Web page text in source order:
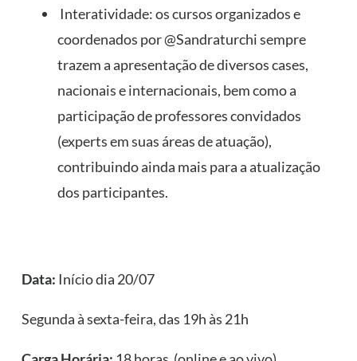
Interatividade: os cursos organizados e
coordenados por @Sandraturchi sempre
trazem a apresentação de diversos cases,
nacionais e internacionais, bem como a
participação de professores convidados
(experts em suas áreas de atuação),
contribuindo ainda mais para a atualização
dos participantes.
Data: Início dia 20/07
Segunda à sexta-feira, das 19h às 21h